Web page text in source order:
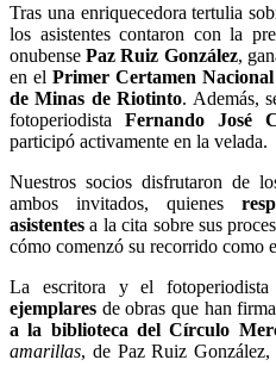
Tras una enriquecedora tertulia
los asistentes contaron con la
onubensePaz Ruiz González,
en elPrimer Certamen
de Minas de Riotinto. Además,
fotoperiodista Fernando José
participó activamente en la velada.
Nuestros socios disfrutaron de
ambos invitados, quienes
asistentes a la cita sobre sus
cómo comenzó su recorrido como
La escritora y el fotoperiodista
ejemplares de obras que han
a la biblioteca del Círculo
amarillas, de Paz Ruiz